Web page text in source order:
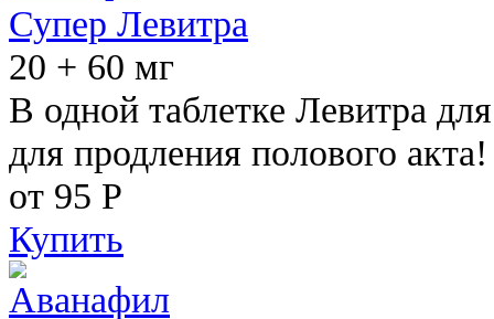
Супер Левитра
20 + 60 мг
В одной таблетке Левитра
для продления полового акта!
от 95 Р
Купить